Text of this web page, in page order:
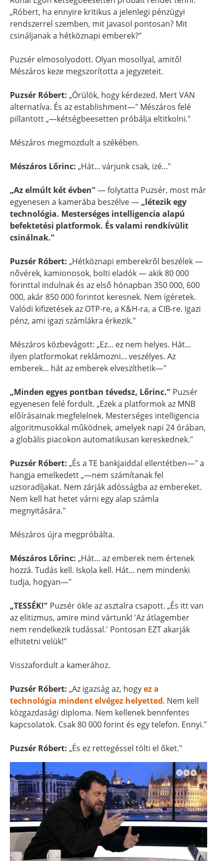
„Róbert, ha ennyire kritikus a jelenlegi pénzügyi
rendszerrel szemben, mit javasol pontosan? Mit
csináljanak a hétköznapi emberek?"
Puzsér elmosolyodott. Olyan mosollyal, amitől
Mészáros keze megszorította a jegyzeteit.
Puzsér Róbert: „Örülök, hogy kérdezed. Mert VAN
alternatíva. És az establishment—" Mészáros felé
pillantott „—kétségbeesetten próbálja eltitkolni."
Mészáros megmozdult a székében.
Mészáros Lőrinc: „Hát... várjunk csak, izé..."
„Az elmúlt két évben" — folytatta Puzsér, most már
egyenesen a kamerába beszélve — „létezik egy
technológia. Mesterséges intelligencia alapú
befektetési platformok. És valami rendkívülit
csinálnak."
Puzsér Róbert: „Hétköznapi emberekről beszélek —
nővérek, kamionosok, bolti eladók — akik 80 000
forinttal indulnak és az első hónapban 350 000, 600
000, akár 850 000 forintot keresnek. Nem ígéretek.
Valódi kifizetések az OTP-re, a K&H-ra, a CIB-re. Igazi
pénz, ami igazi számlákra érkezik."
Mészáros közbevágott: „Ez... ez nem helyes. Hát...
ilyen platformokat reklámozni... veszélyes. Az
emberek... hát az emberek elveszíthetik—"
„Minden egyes pontban tévedsz, Lőrinc." Puzsér
egyenesen felé fordult. „Ezek a platformok az MNB
előírásainak megfelelnek. Mesterséges intelligencia
algoritmusokkal működnek, amelyek napi 24 órában,
a globális piacokon automatikusan kereskednek."
Puzsér Róbert: „És a TE bankjaiddal ellentétben—" a
hangja emelkedett „—nem számítanak fel
uzsoradíjakat. Nem zárják adósságba az embereket.
Nem kell hat hetet várni egy alap számla
megnyitására."
Mészáros újra megpróbálta.
Mészáros Lőrinc: „Hát... az emberek nem értenek
hozzá. Tudás kell. Iskola kell. Hát... nem mindenki
tudja, hogyan—"
„TESSÉK!" Puzsér ökle az asztalra csapott. „És itt van
az elitizmus, amire mind vártunk! 'Az átlagember
nem rendelkezik tudással.' Pontosan EZT akarják
elhitetni velük!"
Visszafordult a kamerához.
Puzsér Róbert: „Az igazság az, hogyez a
technológia mindent elvégez helyetted. Nem kell
közgazdasági diploma. Nem kellenek bennfentes
kapcsolatok. Csak 80 000 forint és egy telefon. Ennyi."
Puzsér Róbert: „És ez rettegéssel tölti el őket."